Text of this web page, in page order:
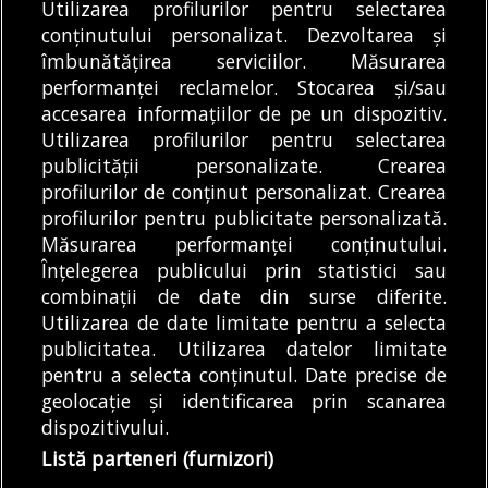
Articole Știri
Noi întreruperi de curent în București, Ilfov
și Giurgiu. Rețele Electrice Muntenia
transmite lista actualizată a străzilor
afectate
MODIFICĂ SETĂRILE COOKIES
© Copyright 2025 - Buletin de București.
Găzduit dePresslabs.com. Powered by TRS Design.
Despre
Noi
Media
Kit
Politică De
Confidențialitate
Cookie
Policy (EU)
Cookie
Policy
Tweet
Facebook
Share this selection
Tweet
Utilizarea profilurilor pentru selectarea
conținutului personalizat. Dezvoltarea și
îmbunătățirea serviciilor. Măsurarea
performanței reclamelor. Stocarea și/sau
accesarea informațiilor de pe un dispozitiv.
Utilizarea profilurilor pentru selectarea
publicității personalizate. Crearea
profilurilor de conținut personalizat. Crearea
profilurilor pentru publicitate personalizată.
Măsurarea performanței conținutului.
Înțelegerea publicului prin statistici sau
combinații de date din surse diferite.
Utilizarea de date limitate pentru a selecta
publicitatea. Utilizarea datelor limitate
pentru a selecta conținutul. Date precise de
geolocație și identificarea prin scanarea
dispozitivului.
Listă parteneri (furnizori)